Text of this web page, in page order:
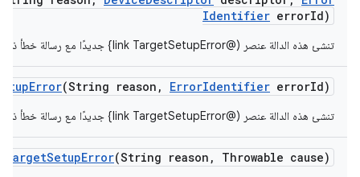
Identifier errorId)
تنشئ هذه الدالة عنصر (@link TargetSetupError} جديدًا مع رسالة خطأ ذات معنى.
Error(String reason , ErrorIdentifier errorId)
تنشئ هذه الدالة عنصر (@link TargetSetupError} جديدًا مع رسالة خطأ ذات معنى.
TargetSetupError(String reason , Throwable cause)